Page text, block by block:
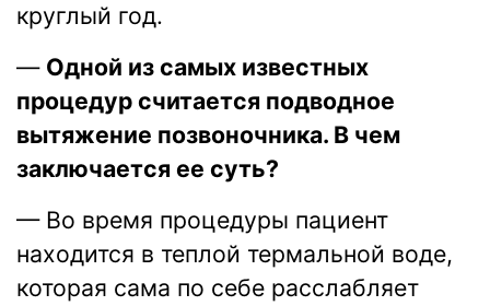
круглый год.
— Одной из самых известных
процедур считается подводное
вытяжение позвоночника. В чем
заключается ее суть?
— Во время процедуры пациент
находится в теплой термальной воде,
которая сама по себе расслабляет